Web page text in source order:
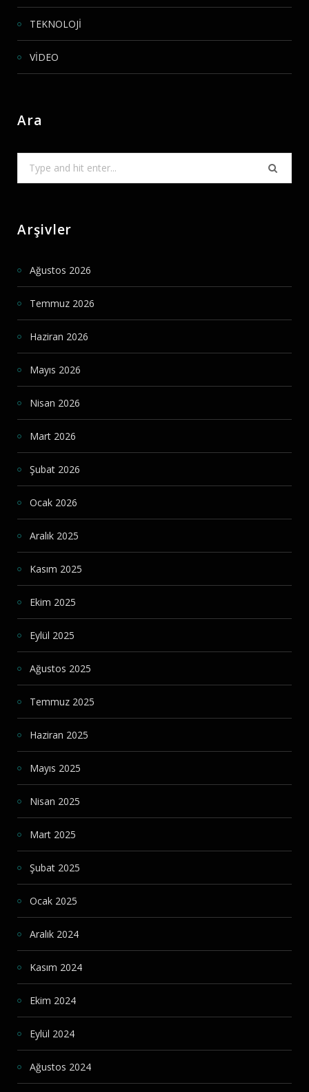
TEKNOLOJİ
VİDEO
Ara
Arşivler
Ağustos 2026
Temmuz 2026
Haziran 2026
Mayıs 2026
Nisan 2026
Mart 2026
Şubat 2026
Ocak 2026
Aralık 2025
Kasım 2025
Ekim 2025
Eylül 2025
Ağustos 2025
Temmuz 2025
Haziran 2025
Mayıs 2025
Nisan 2025
Mart 2025
Şubat 2025
Ocak 2025
Aralık 2024
Kasım 2024
Ekim 2024
Eylül 2024
Ağustos 2024